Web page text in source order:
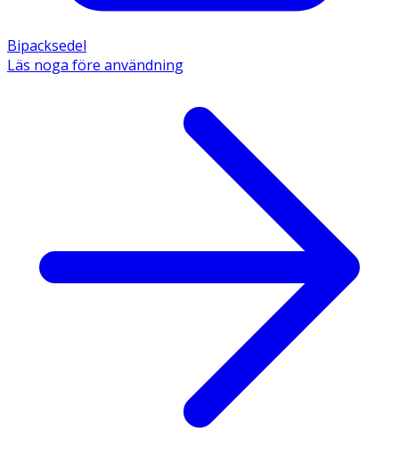
Bipacksedel
Läs noga före användning